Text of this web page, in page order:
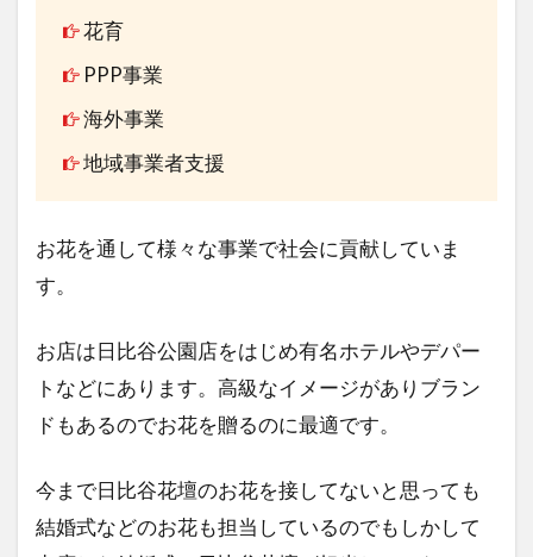
花育
PPP事業
海外事業
地域事業者支援
お花を通して様々な事業で社会に貢献していま
す。
お店は日比谷公園店をはじめ有名ホテルやデパー
トなどにあります。高級なイメージがありブラン
ドもあるのでお花を贈るのに最適です。
今まで日比谷花壇のお花を接してないと思っても
結婚式などのお花も担当しているのでもしかして